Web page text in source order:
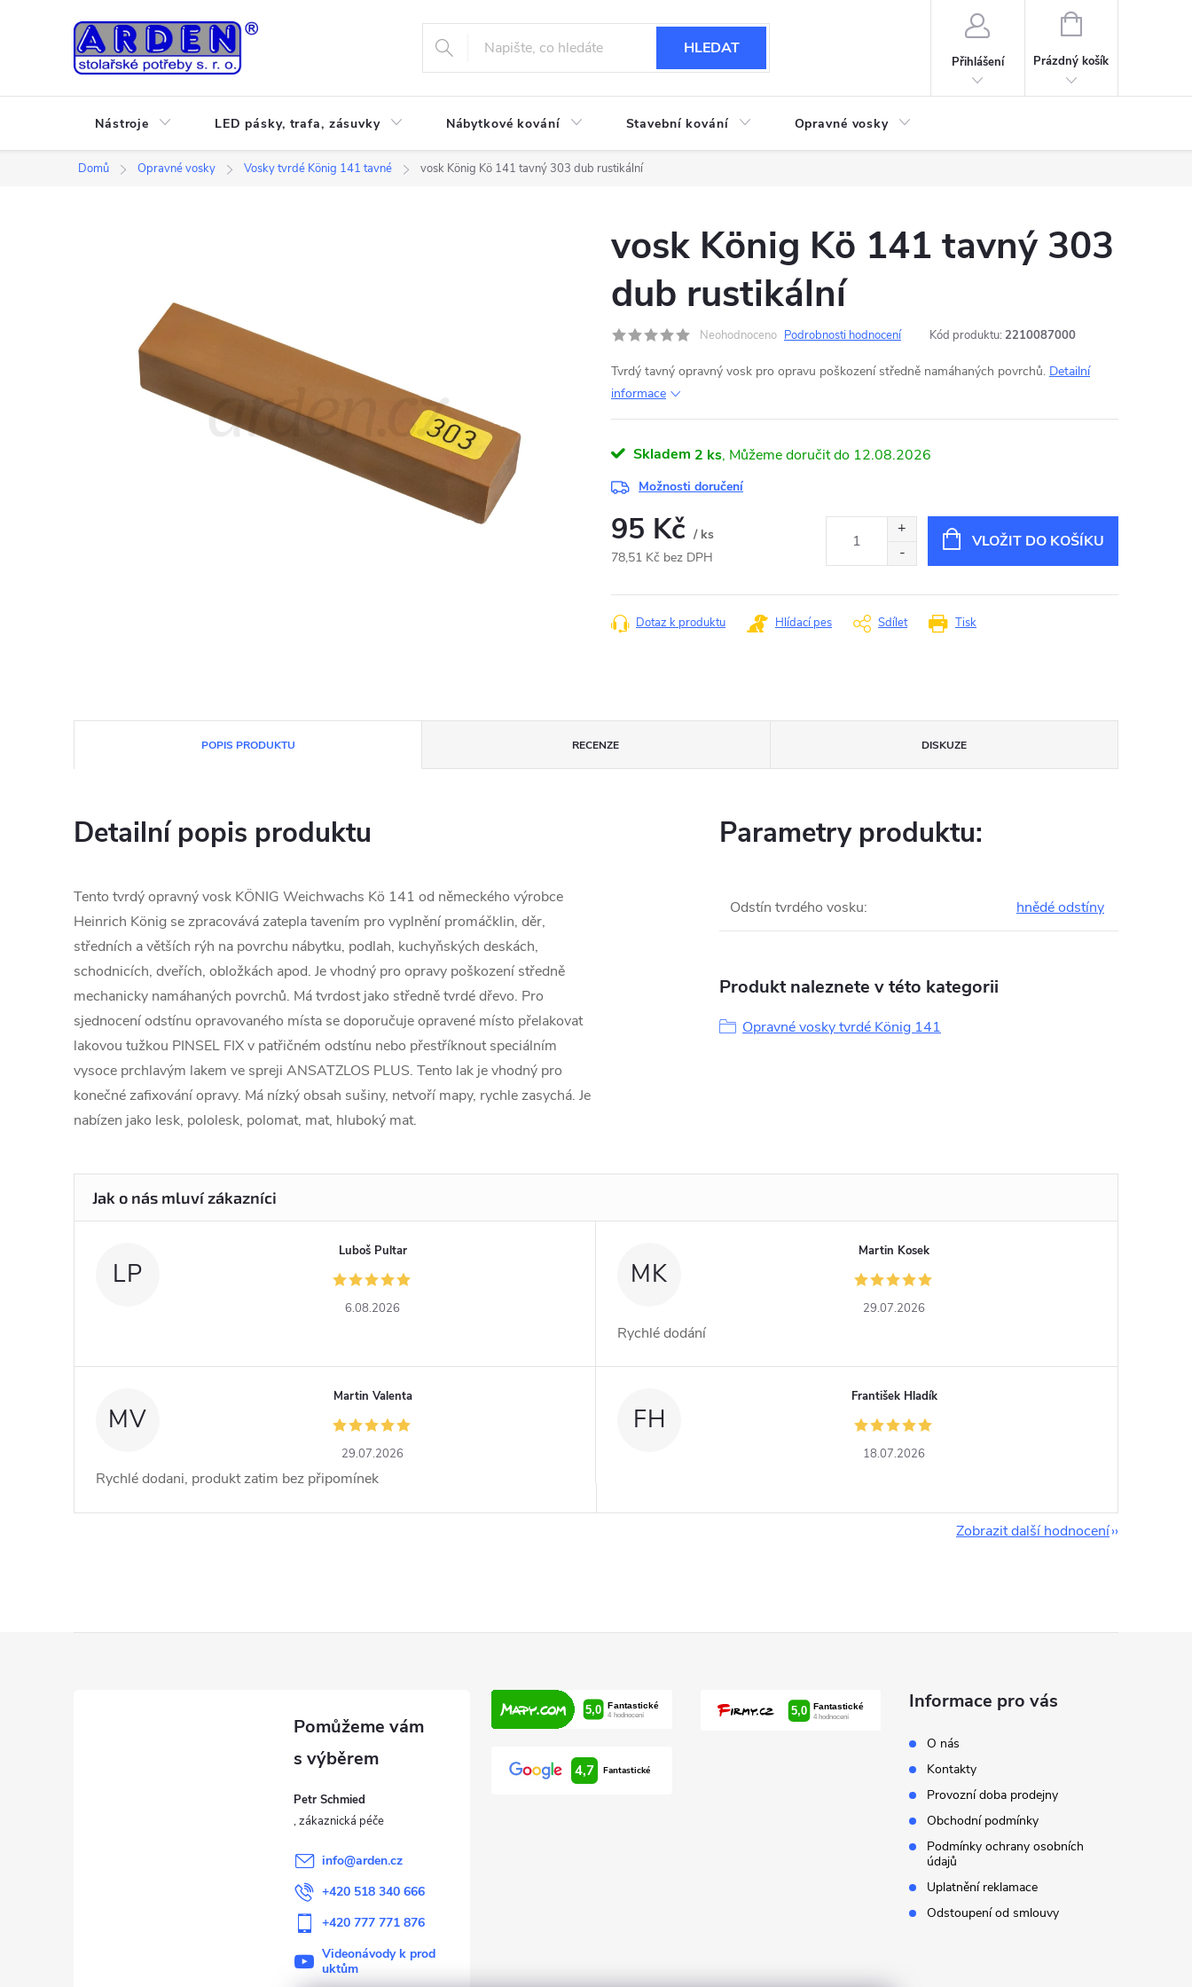
HLEDAT
Přihlášení
NÁKUPNÍ
Prázdný košík
Nástroje LED pásky, trafa, zásuvky Nábytkové kování Stavební kování Opravné vosky
Domů Opravné vosky Vosky tvrdé König 141 tavné vosk König Kö 141 tavný 303 dub rustikální
vosk König Kö 141 tavný 303
dub rustikální
Neohodnoceno Podrobnosti hodnocení Kód produktu: 2210087000
Tvrdý tavný opravný vosk pro opravu poškození středně namáhaných povrchů. Detailní
informace
Skladem 2 ks 12.08.2026
Možnosti doručení
95 Kč / ks
78,51 Kč bez DPH
cena:
VLOŽIT DO KOŠÍKU
Tisk
Dotaz k produktu Hlídací pes Sdílet
POPIS PRODUKTU RECENZE DISKUZE
Detailní popis produktu
Tento tvrdý opravný vosk KÖNIG Weichwachs Kö 141 od německého výrobce
Heinrich König se zpracovává zatepla tavením pro vyplnění promáčklin, děr,
středních a větších rýh na povrchu nábytku, podlah, kuchyňských deskách,
schodnicích, dveřích, obložkách apod. Je vhodný pro opravy poškození středně
mechanicky namáhaných povrchů. Má tvrdost jako středně tvrdé dřevo. Pro
sjednocení odstínu opravovaného místa se doporučuje opravené místo přelakovat
lakovou tužkou PINSEL FIX v patřičném odstínu nebo přestříknout speciálním
vysoce prchlavým lakem ve spreji ANSATZLOS PLUS. Tento lak je vhodný pro
konečné zafixování opravy. Má nízký obsah sušiny, netvoří mapy, rychle zasychá. Je
nabízen jako lesk, pololesk, polomat, mat, hluboký mat.
Parametry produktu:
Odstín tvrdého vosku: hnědé odstíny
Produkt naleznete v této kategorii
Opravné vosky tvrdé König 141
LP
Luboš Pultar
6.08.2026
MK
Martin Kosek
29.07.2026
Rychlé dodání
MV
Martin Valenta
29.07.2026
Rychlé dodani, produkt zatim bez připomínek
FH
František Hladík
18.07.2026
Zobrazit další hodnocení
Petr Schmied
info@arden.cz
+420 518 340 666
+420 777 771 876
Videonávody k prod
uktům
4,7 Fantastické
Informace pro vás
O nás
Kontakty
Provozní doba prodejny
Obchodní podmínky
Podmínky ochrany osobních
údajů
Uplatnění reklamace
Odstoupení od smlouvy